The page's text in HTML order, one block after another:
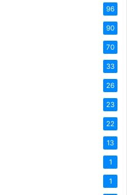
96
90
70
33
26
23
22
13
1
1